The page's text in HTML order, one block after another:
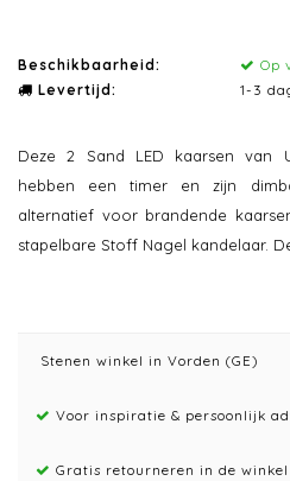
Beschikbaarheid:
Op
Levertijd:
1-3
Deze 2 Sand LED kaarsen van
hebben een timer en zijn
alternatief voor brandende
stapelbare Stoff Nagel kandelaar.
Stenen winkel in Vorden (GE)
Voor inspiratie & persoonlijk
Gratis retourneren in de winkel